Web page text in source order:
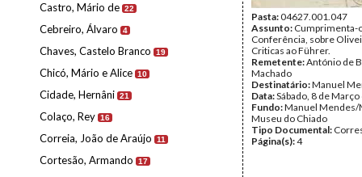
Castro, Mário de 22
Cebreiro, Álvaro 4
Chaves, Castelo Branco 19
Chicó, Mário e Alice 10
Cidade, Hernâni 21
Colaço, Rey 16
Correia, João de Araújo 11
Cortesão, Armando 17
Pasta:04627.001.047
Assunto: Cumprimenta-
Conferência, sobre
Criticas ao Führer.
Remetente:António de
Machado
Destinatário:Manuel
Data:Sábado, 8 de
Fundo:Manuel Mendes/
Museu do Chiado
Tipo Documental:
Página(s):4